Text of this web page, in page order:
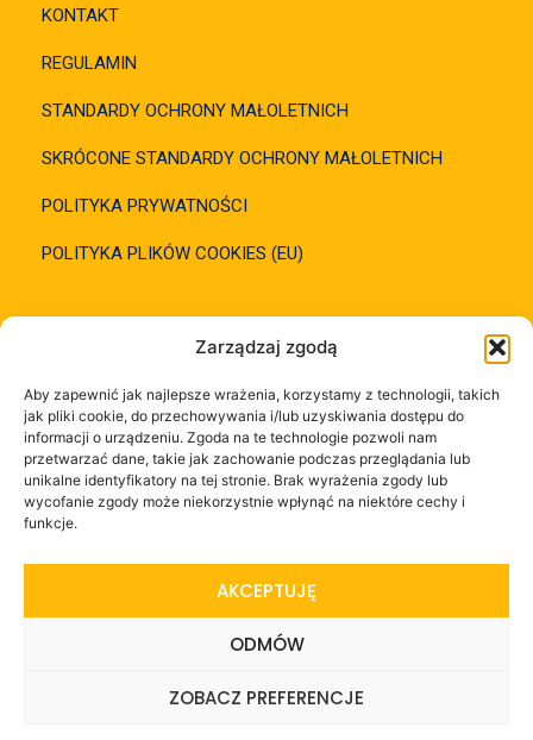
Zarządzaj zgodą
Aby zapewnić jak najlepsze wrażenia, korzystamy z technologii, takich
jak pliki cookie, do przechowywania i/lub uzyskiwania dostępu do
informacji o urządzeniu. Zgoda na te technologie pozwoli nam
przetwarzać dane, takie jak zachowanie podczas przeglądania lub
unikalne identyfikatory na tej stronie. Brak wyrażenia zgody lub
wycofanie zgody może niekorzystnie wpłynąć na niektóre cechy i
funkcje.
AKCEPTUJĘ
ODMÓW
ZOBACZ PREFERENCJE
KONTAKT
REGULAMIN
STANDARDY OCHRONY MAŁOLETNICH
SKRÓCONE STANDARDY OCHRONY MAŁOLETNICH
POLITYKA PRYWATNOŚCI
POLITYKA PLIKÓW COOKIES (EU)
SZYBKI KONTAKT
695 124 222 Ewa
605 739 110 JERZY
ZNAJDŹ NAS W SIECI